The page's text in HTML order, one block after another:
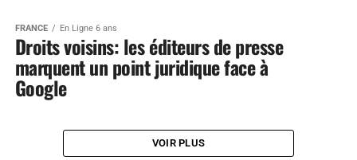
FRANCE En Ligne 6 ans
Droits voisins: les éditeurs de presse
marquent un point juridique face à
Google
VOIR PLUS